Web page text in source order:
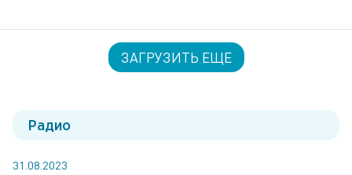
ЗАГРУЗИТЬ ЕЩЕ
Радио
31.08.2023